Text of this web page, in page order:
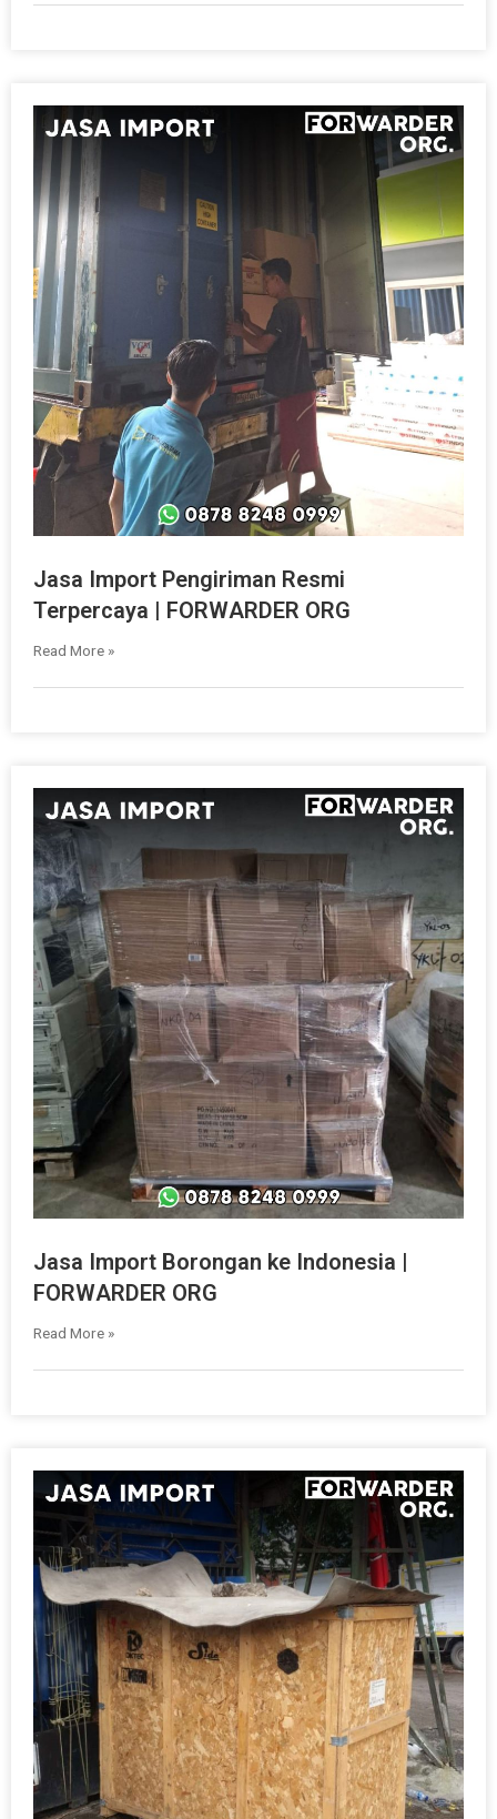
Jasa Import Pengiriman Resmi
Terpercaya | FORWARDER ORG
Read More »
Jasa Import Borongan ke Indonesia |
FORWARDER ORG
Read More »